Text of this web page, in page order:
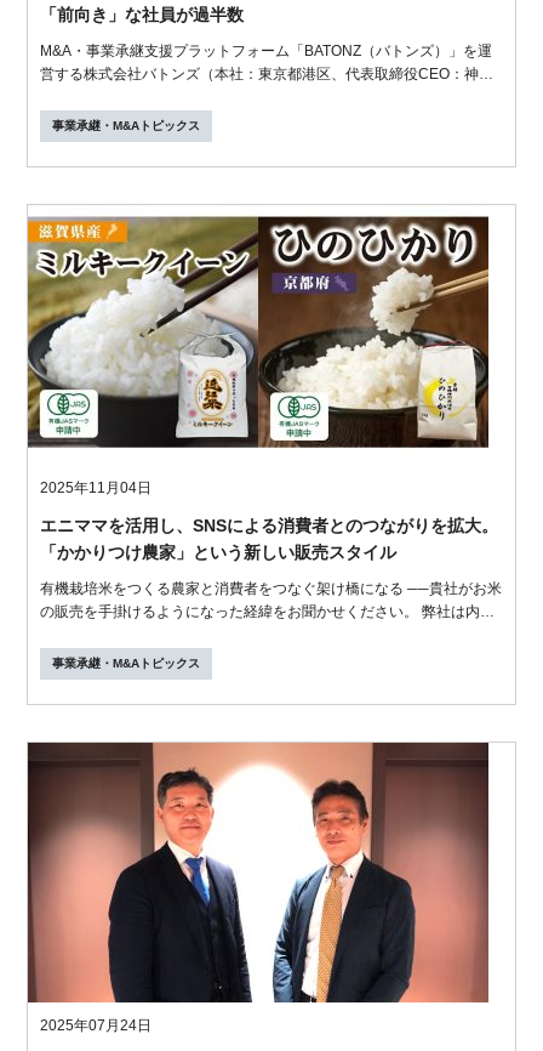
「前向き」な社員が過半数
M&A・事業承継支援プラットフォーム「BATONZ（バトンズ）」を運
営する株式会社バトンズ（本社：東京都港区、代表取締役CEO：神瀬
事業承継・M&Aトピックス
2025年11月04日
エニママを活用し、SNSによる消費者とのつながりを拡大。
「かかりつけ農家」という新しい販売スタイル
有機栽培米をつくる農家と消費者をつなぐ架け橋になる ──貴社がお米
の販売を手掛けるようになった経緯をお聞かせください。 弊社は内装
事業承継・M&Aトピックス
2025年07月24日